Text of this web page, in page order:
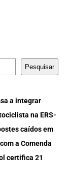
Pesquisar
a integrar
na ERS-
caídos em
a Comenda
certifica 21